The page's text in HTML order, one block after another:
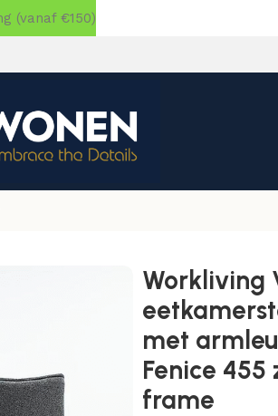
Workliving
met
Fenice
frame
(vanaf €150)